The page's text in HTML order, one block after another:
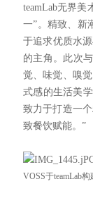
teamLab无界
一”。精致、新
于追求优质水
的主角。此次
觉、味觉、嗅
式感的生活美
致力于打造一
致餐饮赋能。”
VOSS于teamLab